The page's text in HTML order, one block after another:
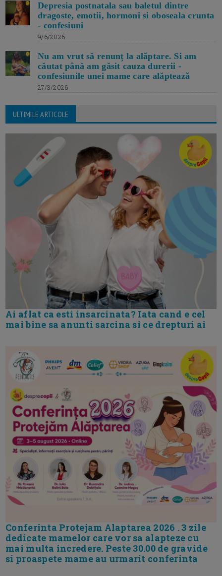
Depresia postnatala sau baletul dintre
dragoste, emotii, hormoni si oboseala crunta
- confesiuni
9/6/2026
Nu am vrut să renunț la alăptare. Si am
căutat până am găsit cauza durerii -
confesiunile unei mame care alăptează
27/3/2026
ULTIMILE ARTICOLE
Ai aflat ca esti insarcinata? Iata cand e cel
mai bine sa anunti sarcina si ce drepturi ai
Conferinta Protejam Alaptarea 2026 . 3 zile
dedicate mamelor care vor sa alapteze cu
mai multa incredere. Peste 30.00 de gravide
si proaspete mame au urmarit conferinta